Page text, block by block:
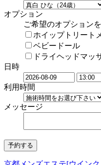
オプション
ご希望のオプション
ホイップトリート
ベビードール
ドライヘッドマ
日時
利用時間
メッセージ